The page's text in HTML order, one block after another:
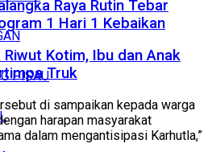
PISAU
Raya Rutin Tebar
1 Hari 1 Kebaikan
Kotim, Ibu dan Anak
Truk
di sampaikan kepada warga
harapan masyarakat
dalam mengantisipasi Karhutla,”